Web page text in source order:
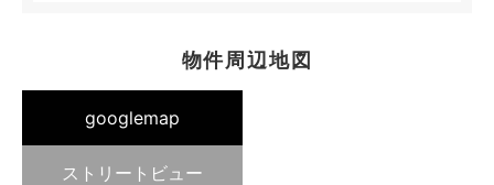
物件周辺地図
googlemap
ストリートビュー